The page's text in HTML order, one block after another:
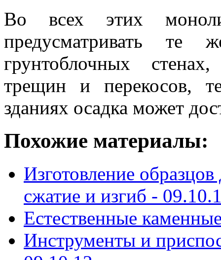
Во всех этих
предусматривать
грунтоблочных
трещин и перекосов,
зданиях осадка может
Похожие материалы:
Изготовление
сжатие и изгиб -
Естественные
Инструменты и